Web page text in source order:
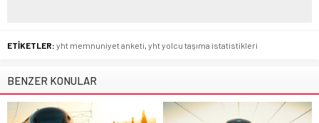
ETİKETLER: yht memnuniyet anketi yht yolcu taşıma istatistikleri
BENZER KONULAR